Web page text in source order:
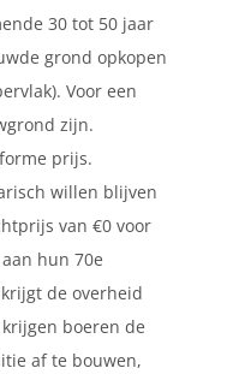
30 tot 50 jaar
grond opkopen
Voor een
zijn.
prijs.
willen blijven
van €0 voor
hun 70e
de overheid
boeren de
af te bouwen,